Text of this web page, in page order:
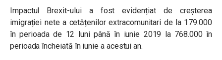
Impactul Brexit-ului a fost evidențiat de creșterea
imigrației nete a cetățenilor extracomunitari de la 179.000
în perioada de 12 luni până în iunie 2019 la 768.000 în
perioada încheiată în iunie a acestui an.